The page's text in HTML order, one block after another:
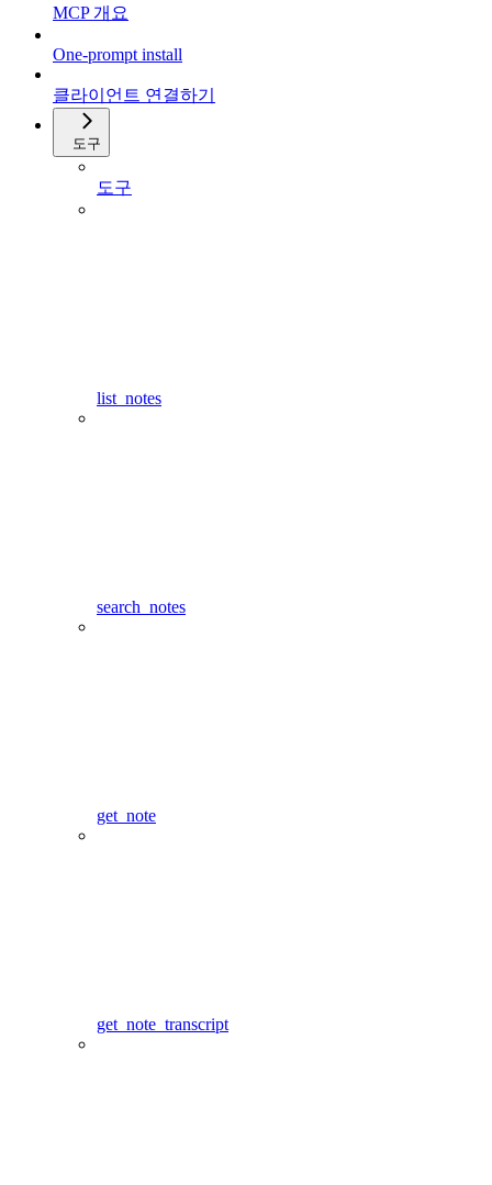
MCP 개요
One-prompt install
클라이언트 연결하기
도구
도구
list_notes
search_notes
get_note
get_note_transcript